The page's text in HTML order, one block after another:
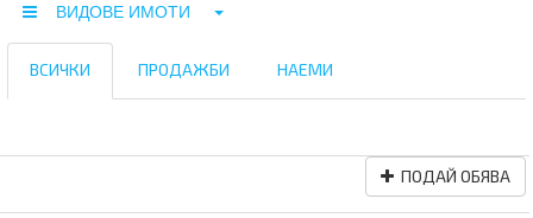
ВИДОВЕ ИМОТИ
ВСИЧКИ ПРОДАЖБИ НАЕМИ
ПОДАЙ ОБЯВА